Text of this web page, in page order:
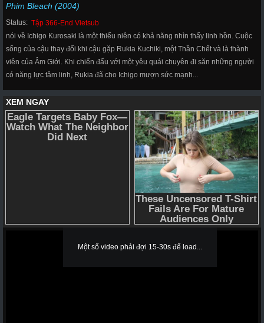
Phim Bleach (2004)
Status: Tập 366-End Vietsub
nói về Ichigo Kurosaki là một thiếu niên có khả năng nhìn thấy linh hồn. Cuộc
sống của cậu thay đổi khi cậu gặp Rukia Kuchiki, một Thần Chết và là thành
viên của Âm Giới. Khi chiến đấu với một yêu quái chuyên đi săn những người
có năng lực tâm linh, Rukia đã cho Ichigo mượn sức mạnh...
Một số video phải đợi 15-30s để load...